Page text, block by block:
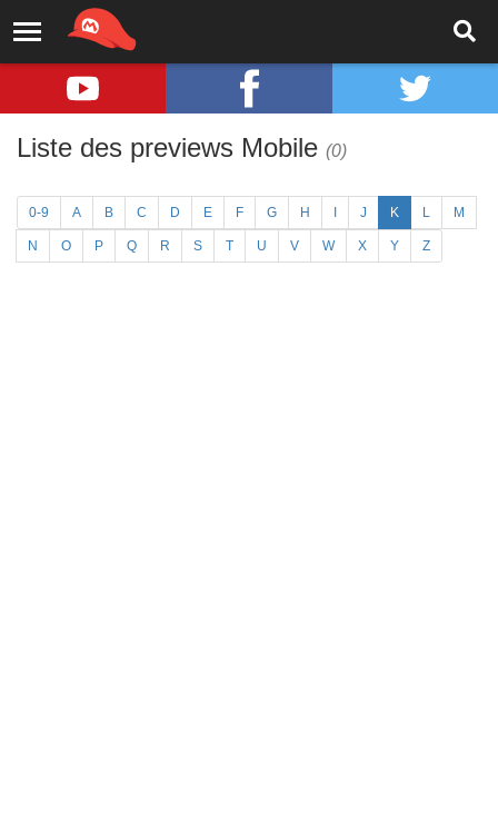
Liste des previews Mobile (0)
0-9 A B C D E F G H J K L M
N O P Q R S T U V W X Y Z